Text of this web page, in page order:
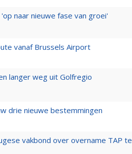
naar nieuwe fase van groei'
vanaf Brussels Airport
langer weg uit Golfregio
drie nieuwe bestemmingen
vakbond over overname TAP te